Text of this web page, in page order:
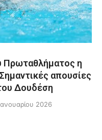
Πρωταθλήματος η
απουσίες
Δουδέση
2026